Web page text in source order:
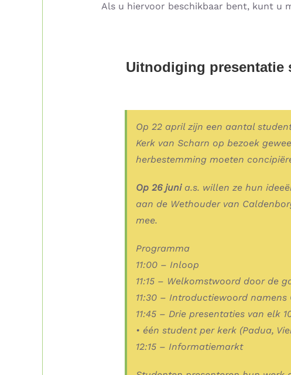
Als u hiervoor beschikbaar bent, kunt u
Uitnodiging presentatie
Op 22 april zijn een aantal
Kerk van Scharn op bezoek
herbestemming moeten
Op 26 junia.s. willen ze hun
aan de Wethouder van
mee.
Programma
11:00 – Inloop
11:15 – Welkomstwoord door de
11:30 – Introductiewoord
11:45 – Drie presentaties van elk
• één student per kerk (Padua,
12:15 – Informatiemarkt